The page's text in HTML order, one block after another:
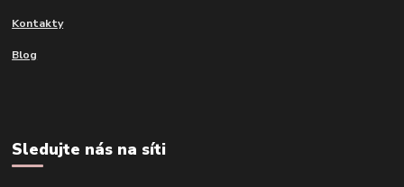
Kontakty
Blog
Sledujte nás na síti